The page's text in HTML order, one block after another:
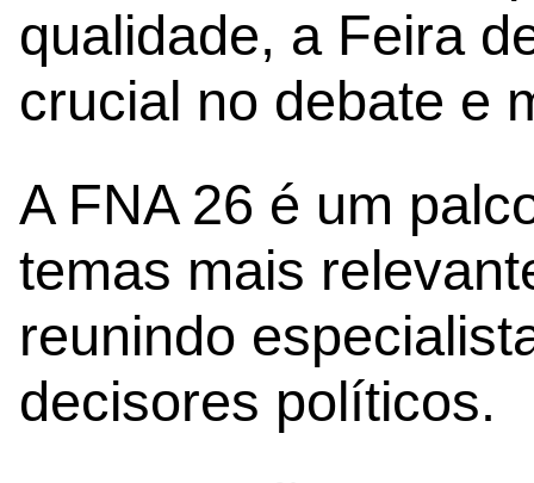
qualidade, a Feira
crucial no debate e
A FNA 26 é um
temas mais
reunindo
decisores políticos.